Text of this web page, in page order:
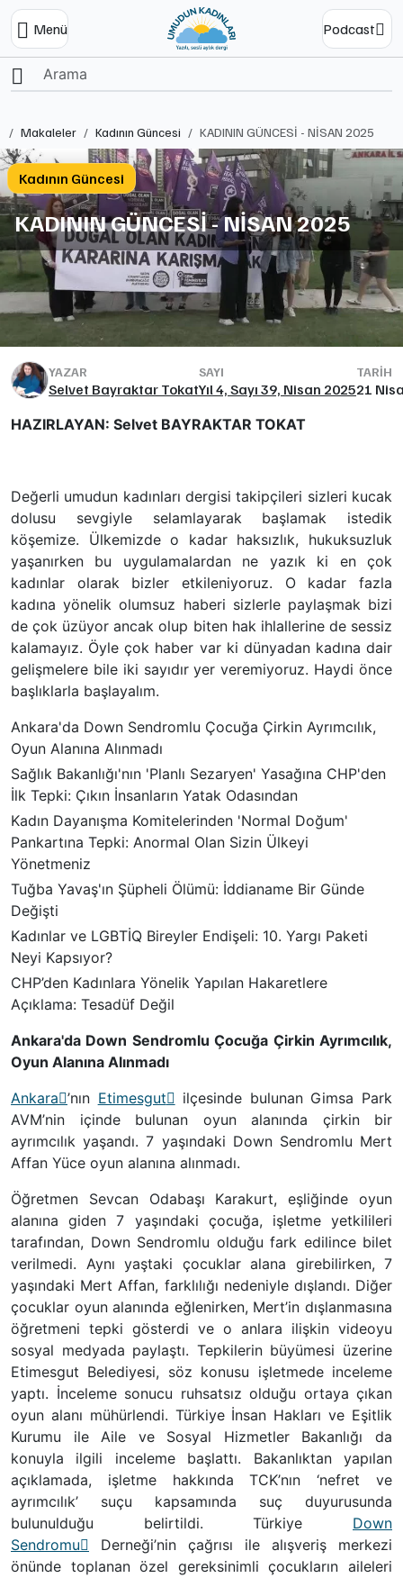
Menü Podcast
Ana Sayfa
Makaleler Kadının Güncesi KADININ GÜNCESİ - NİSAN 2025
Kadının Güncesi
KADININ GÜNCESİ - NİSAN 2025
YAZAR
Selvet Bayraktar Tokat
SAYI
Yıl 4, Sayı 39, Nisan 2025
TARIH
21
HAZIRLAYAN: Selvet BAYRAKTAR TOKAT
Değerli umudun kadınları dergisi takipçileri sizleri kucak
dolusu sevgiyle selamlayarak başlamak istedik
köşemize. Ülkemizde o kadar haksızlık, hukuksuzluk
yaşanırken bu uygulamalardan ne yazık ki en çok
kadınlar olarak bizler etkileniyoruz. O kadar fazla
kadına yönelik olumsuz haberi sizlerle paylaşmak bizi
de çok üzüyor ancak olup biten hak ihlallerine de sessiz
kalamayız. Öyle çok haber var ki dünyadan kadına dair
gelişmelere bile iki sayıdır yer veremiyoruz. Haydi önce
başlıklarla başlayalım.
Ankara'da Down Sendromlu Çocuğa Çirkin Ayrımcılık,
Oyun Alanına Alınmadı
Sağlık Bakanlığı'nın 'Planlı Sezaryen' Yasağına CHP'den
İlk Tepki: Çıkın İnsanların Yatak Odasından
Kadın Dayanışma Komitelerinden 'Normal Doğum'
Pankartına Tepki: Anormal Olan Sizin Ülkeyi
Yönetmeniz
Tuğba Yavaş'ın Şüpheli Ölümü: İddianame Bir Günde
Değişti
Kadınlar ve LGBTİQ Bireyler Endişeli: 10. Yargı Paketi
Neyi Kapsıyor?
CHP’den Kadınlara Yönelik Yapılan Hakaretlere
Açıklama: Tesadüf Değil
Ankara'da Down Sendromlu Çocuğa Çirkin Ayrımcılık,
Oyun Alanına Alınmadı
Ankara ’nın Etimesgut
ilçesinde bulunan Gimsa Park
AVM’nin içinde bulunan oyun alanında çirkin bir
ayrımcılık yaşandı. 7 yaşındaki Down Sendromlu Mert
Affan Yüce oyun alanına alınmadı.
Öğretmen Sevcan Odabaşı Karakurt, eşliğinde oyun
alanına giden 7 yaşındaki çocuğa, işletme yetkilileri
tarafından, Down Sendromlu olduğu fark edilince bilet
verilmedi. Aynı yaştaki çocuklar alana girebilirken, 7
yaşındaki Mert Affan, farklılığı nedeniyle dışlandı. Diğer
çocuklar oyun alanında eğlenirken, Mert’in dışlanmasına
öğretmeni tepki gösterdi ve o anlara ilişkin videoyu
sosyal medyada paylaştı. Tepkilerin büyümesi üzerine
Etimesgut Belediyesi, söz konusu işletmede inceleme
yaptı. İnceleme sonucu ruhsatsız olduğu ortaya çıkan
oyun alanı mühürlendi. Türkiye İnsan Hakları ve Eşitlik
Kurumu ile Aile ve Sosyal Hizmetler Bakanlığı da
konuyla ilgili inceleme başlattı. Bakanlıktan yapılan
açıklamada, işletme hakkında TCK’nın ‘nefret ve
ayrımcılık’ suçu kapsamında suç duyurusunda
bulunulduğu belirtildi. Türkiye Down
Sendromu
Derneği’nin çağrısı ile alışveriş merkezi
önünde toplanan özel gereksinimli çocukların aileleri